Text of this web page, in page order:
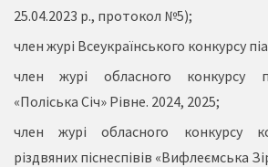
25.04.2023 р., протокол №5);
член журі Всеукраїнського конкурсу
член журі обласного конкурсу
«Поліська Січ» Рівне. 2024, 2025;
член журі обласного конкурсу
різдвяних піснеспівів «Вифлеємська